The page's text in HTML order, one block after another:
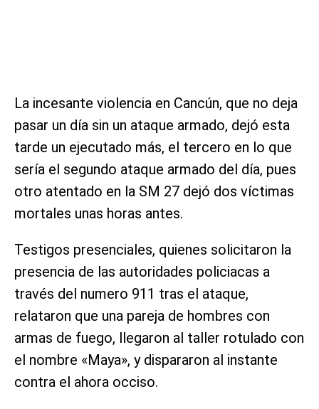
La incesante violencia en Cancún, que no deja
pasar un día sin un ataque armado, dejó esta
tarde un ejecutado más, el tercero en lo que
sería el segundo ataque armado del día, pues
otro atentado en la SM 27 dejó dos víctimas
mortales unas horas antes.
Testigos presenciales, quienes solicitaron la
presencia de las autoridades policiacas a
través del numero 911 tras el ataque,
relataron que una pareja de hombres con
armas de fuego, llegaron al taller rotulado con
el nombre «Maya», y dispararon al instante
contra el ahora occiso.